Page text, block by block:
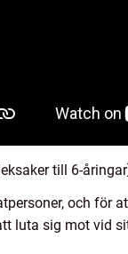
till 6-åringar]
och för
luta sig mot vid